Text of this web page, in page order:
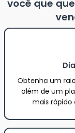
você que
Obtenha um
além de um
mais rápido